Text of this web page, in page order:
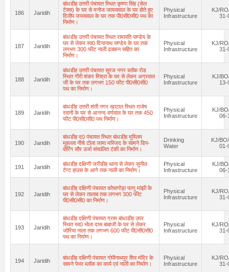
186 Jaridih
बांधडीह उत्तरी पंचायत स्थित कृष्णा सिंह (सेल
टेक्स) के घर से मनोज जायसवाल के घर होते हुए
दिलीप जयसवाल के घर तक पी0सी0सी0 पथ का
निर्माण।
Physical
Infrastructure
KJ/
31-
187 Jaridih
बांधडीह उत्तरी पंचायत स्थित रामापति पाण्डेय के
घर से लेकर स्व0 दिनानाथ पाण्डेय के घर तक
लगभग 300 फीट नाली ढक्कन सहित का
निर्माण।
Physical
Infrastructure
KJ/
31-
188 Jaridih
बांधडीह उत्तरी पंचायत सुरज नगर ब्लॉक रोड
स्थित गौरी शंकर मिश्रा के घर से लेकर अग्रवाल
जी के घर तक लगभग 150 फीट पी0सी0सी0
पथ का निर्माण।
Physical
Infrastructure
KJ/
13-
189 Jaridih
बांधडीह उत्तरी शंती नगर खाटाल स्थित राजेष
रवानी के घर से आनन्द वर्णवाल के घर तक 450
फीट पी0सी0सी0 पथ निर्माण।
Physical
Infrastructure
KJ/
06-
190 Jaridih
बांधडीह द0 पंचायत स्थित बांधडीह मुस्लिम
मुहल्ला नीचे टोला जामा मस्जिद के सामने डिप-
वोरिंग सौर उर्जा संचालित टंकी का निर्माण।
Drinking
Water
KJ/
01-
191 Jaridih
बांधडीह दक्षिणी जरीडीह थाना से लेकर सुनील
टेन्ट हाउस के आगे तक नाली का निर्माण।
Physical
Infrastructure
KJ/
06-
192 Jaridih
बांधडीह दक्षिणी पंचायत कोचागोड़ा फागु मांझी के
घर से लेकर तालाब तक लगभग 300 फीट
पी0सी0सी0 का निर्माण।
Physical
Infrastructure
KJ/
31-
193 Jaridih
बांधडीह दक्षिणी पंचायत ग्राम बांधाडीह उपर
स्थित स्व0 भोला दास बाबाजी के घर से लेकर
जोरिया नाला तक लगभग 600 फीट पी0सी0सी0
पथ का निर्माण।
Physical
Infrastructure
KJ/
31-
194 Jaridih
बांधडीह दक्षिणी पंचायत गोपीनाथपुर शिव मंदिर के
सामने पेभर ब्लॉक का कार्य एवं नाली का निर्माण।
Physical
Infrastructure
KJ/
31-